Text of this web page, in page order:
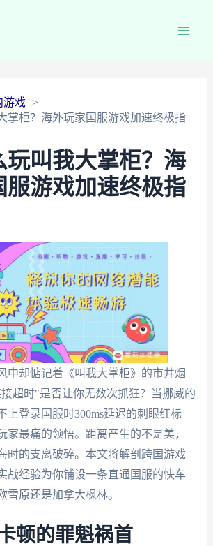
游戏
掌柜？海外玩家国服游戏加速终极指
玩叫我大掌柜？海
服游戏加速终极指
中却惦记着《叫我大掌柜》的市井烟
超时"是否让你无数次抓狂？当挪威的
上登录国服时300ms延迟的刺眼红标
最痛的领悟。距离产生的不是美，
时的支离破碎。本文将解剖跨国游戏
战经验为你铺设一条直通国服的快车
雪原还是加拿大枫林。
顿的罪魁祸首